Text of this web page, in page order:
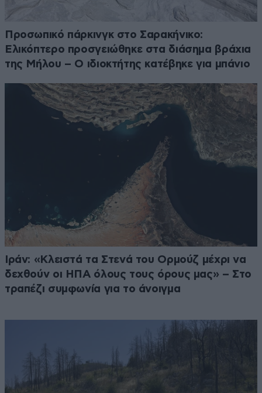
Προσωπικό πάρκινγκ στο Σαρακήνικο:
Ελικόπτερο προσγειώθηκε στα διάσημα βράχια
της Μήλου – Ο ιδιοκτήτης κατέβηκε για μπάνιο
Ιράν: «Κλειστά τα Στενά του Ορμούζ μέχρι να
δεχθούν οι ΗΠΑ όλους τους όρους μας» – Στο
τραπέζι συμφωνία για το άνοιγμα